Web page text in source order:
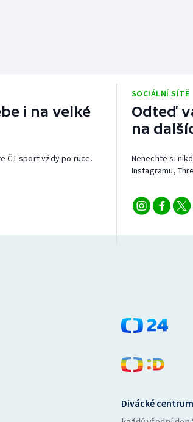
i na velké
ČT sport vždy po ruce.
SOCIÁLNÍ SÍTĚ
Odteď
na
Nenechte si
Instagramu,
Divácké centrum